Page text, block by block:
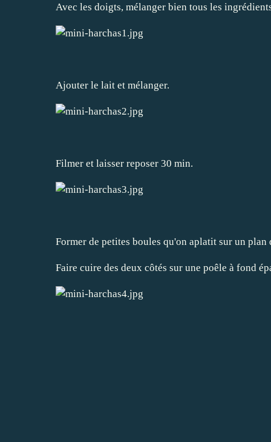
Avec les doigts, mélanger bien tous les
Ajouter le lait et mélanger.
Filmer et laisser reposer 30 min.
Former de petites boules qu'on aplatit sur un plan
Faire cuire des deux côtés sur une poêle à fond